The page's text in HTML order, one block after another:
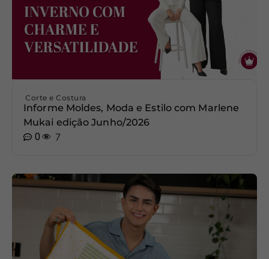
Corte e Costura
Informe Moldes, Moda e Estilo com Marlene
Mukai edição Junho/2026
0
7